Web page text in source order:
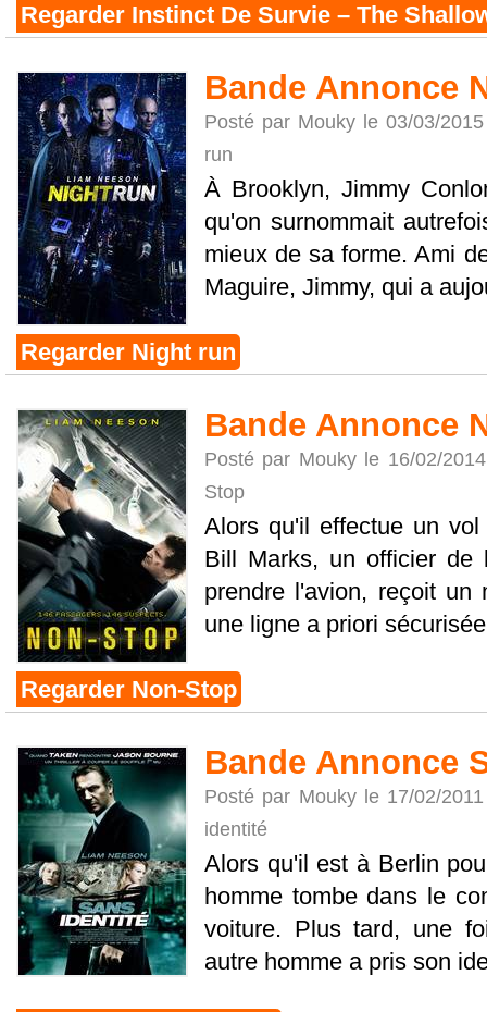
Regarder Instinct De Survie – The
Bande Annonce
Posté par Mouky le 03/03/
run
À Brooklyn, Jimmy
qu'on surnommait
mieux de sa forme. Ami
Maguire, Jimmy, qui a
Regarder Night run
Bande Annonce
Posté par Mouky le 16/02/
Stop
Alors qu'il effectue un
Bill Marks, un officier de
prendre l'avion, reçoit un
une ligne a priori
Regarder Non-Stop
Bande Annonce
Posté par Mouky le 17/02/
identité
Alors qu'il est à Berlin
homme tombe dans le
voiture. Plus tard, une
autre homme a pris son